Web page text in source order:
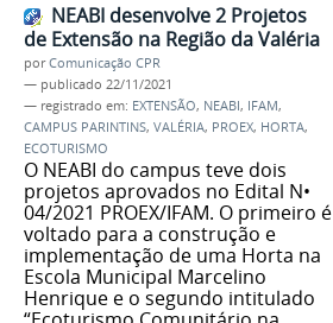
NEABI desenvolve 2 Projetos
de Extensão na Região da Valéria
porComunicação CPR
— publicado 22/11/2021
— registrado em: EXTENSÃO, NEABI, IFAM,
CAMPUS PARINTINS, VALÉRIA, PROEX, HORTA,
ECOTURISMO
O NEABI do campus teve dois
projetos aprovados no Edital N•
04/2021 PROEX/IFAM. O primeiro é
voltado para a construção e
implementação de uma Horta na
Escola Municipal Marcelino
Henrique e o segundo intitulado